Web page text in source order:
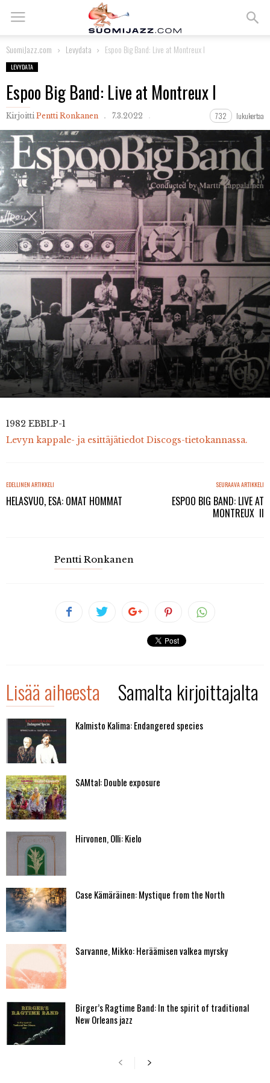
SuomiJazz.com Levydata Espoo Big Band: Live at Montreux I
LEVYDATA
Espoo Big Band: Live at Montreux I
Kirjoitti Pentti Ronkanen 7.3.2022 732 lukukertaa
1982 EBBLP-1
Levyn kappale- ja esittäjätiedot Discogs-tietokannassa.
EDELLINEN ARTIKKELI
HELASVUO, ESA: OMAT HOMMAT
SEURAAVA ARTIKKELI
ESPOO BIG BAND: LIVE AT
MONTREUX II
Pentti Ronkanen
Lisää aiheesta Samalta kirjoittajalta
Kalmisto Kalima: Endangered species
SAMtal: Double exposure
Hirvonen, Olli: Kielo
Case Kämäräinen: Mystique from the North
Sarvanne, Mikko: Heräämisen valkea myrsky
Birger’s Ragtime Band: In the spirit of traditional
New Orleans jazz